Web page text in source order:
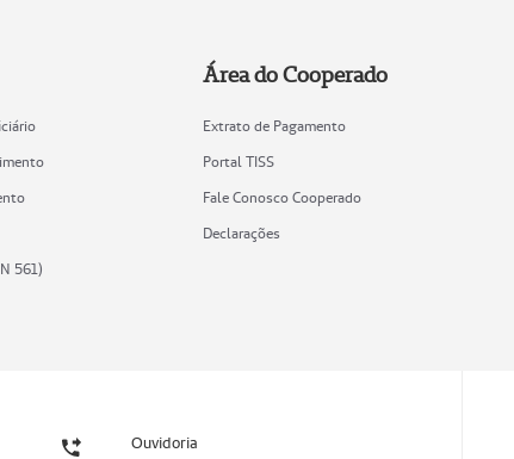
561)
Área do Cooperado
Extrato de Pagamento
Portal TISS
Fale Conosco Cooperado
Declarações
Ouvidoria